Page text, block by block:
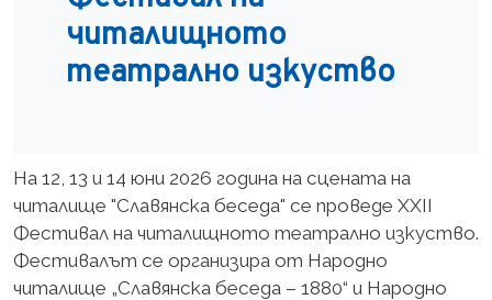
читалищното
театрално изкуство
На 12, 13 и 14 юни 2026 година на сцената на
читалище "Славянска беседа" се проведе XXII
Фестивал на читалищното театрално изкуство.
Фестивалът се организира от Народно
читалище „Славянска беседа – 1880“ и Народно